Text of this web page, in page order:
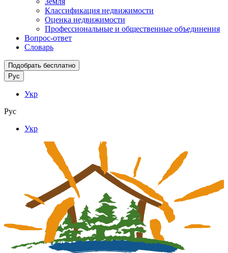
Классификация недвижимости
Оценка недвижимости
Профессиональные и общественные объединения
Вопрос-ответ
Словарь
Подобрать бесплатно
Рус
Укр
Рус
Укр